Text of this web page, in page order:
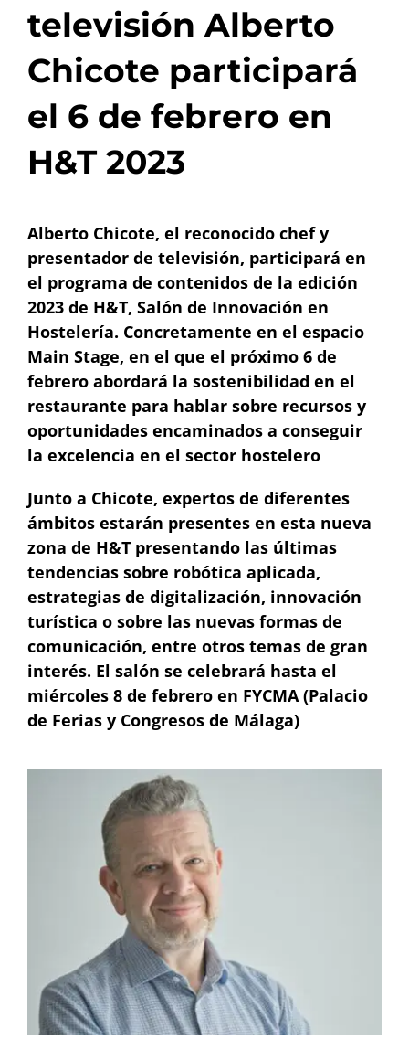
televisión Alberto
Chicote participará
el 6 de febrero en
H&T 2023
Alberto Chicote, el reconocido chef y
presentador de televisión, participará en
el programa de contenidos de la edición
2023 de H&T, Salón de Innovación en
Hostelería. Concretamente en el espacio
Main Stage, en el que el próximo 6 de
febrero abordará la sostenibilidad en el
restaurante para hablar sobre recursos y
oportunidades encaminados a conseguir
la excelencia en el sector hostelero
Junto a Chicote, expertos de diferentes
ámbitos estarán presentes en esta nueva
zona de H&T presentando las últimas
tendencias sobre robótica aplicada,
estrategias de digitalización, innovación
turística o sobre las nuevas formas de
comunicación, entre otros temas de gran
interés. El salón se celebrará hasta el
miércoles 8 de febrero en FYCMA (Palacio
de Ferias y Congresos de Málaga)